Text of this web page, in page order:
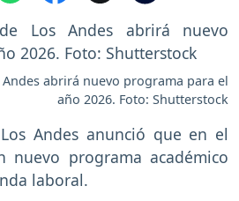
abrirá nuevo programa para el
año 2026. Foto: Shutterstock
Andes anunció que en el
nuevo programa académico
laboral.